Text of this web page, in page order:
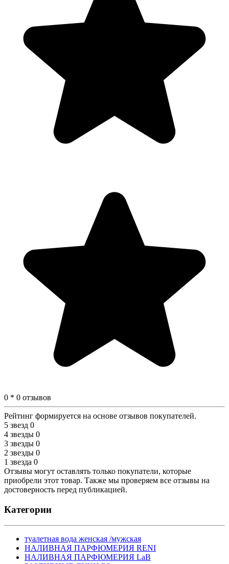
0 * 0 отзывов
Рейтинг формируется на основе отзывов покупателей.
5 звезд 0
4 звезды 0
3 звезды 0
2 звезды 0
1 звезда 0
Отзывы могут оставлять только покупатели, которые
приобрели этот товар. Также мы проверяем все отзывы на
достоверность перед публикацией.
Категории
туалетная вода женская /мужская
НАЛИВНАЯ ПАРФЮМЕРИЯ RENI
НАЛИВНАЯ ПАРФЮМЕРИЯ LaB